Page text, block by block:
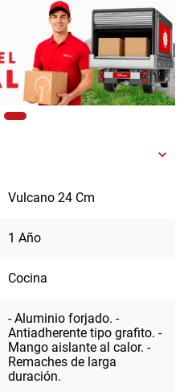
Vulcano 24 Cm
1 Año
Cocina
- Aluminio forjado. -
Antiadherente tipo grafito. -
Mango aislante al calor. -
Remaches de larga
duración.